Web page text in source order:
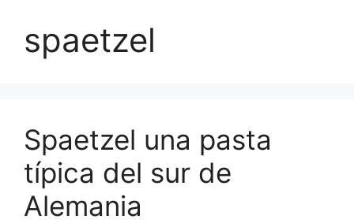
spaetzel
Spaetzel una pasta
típica del sur de
Alemania